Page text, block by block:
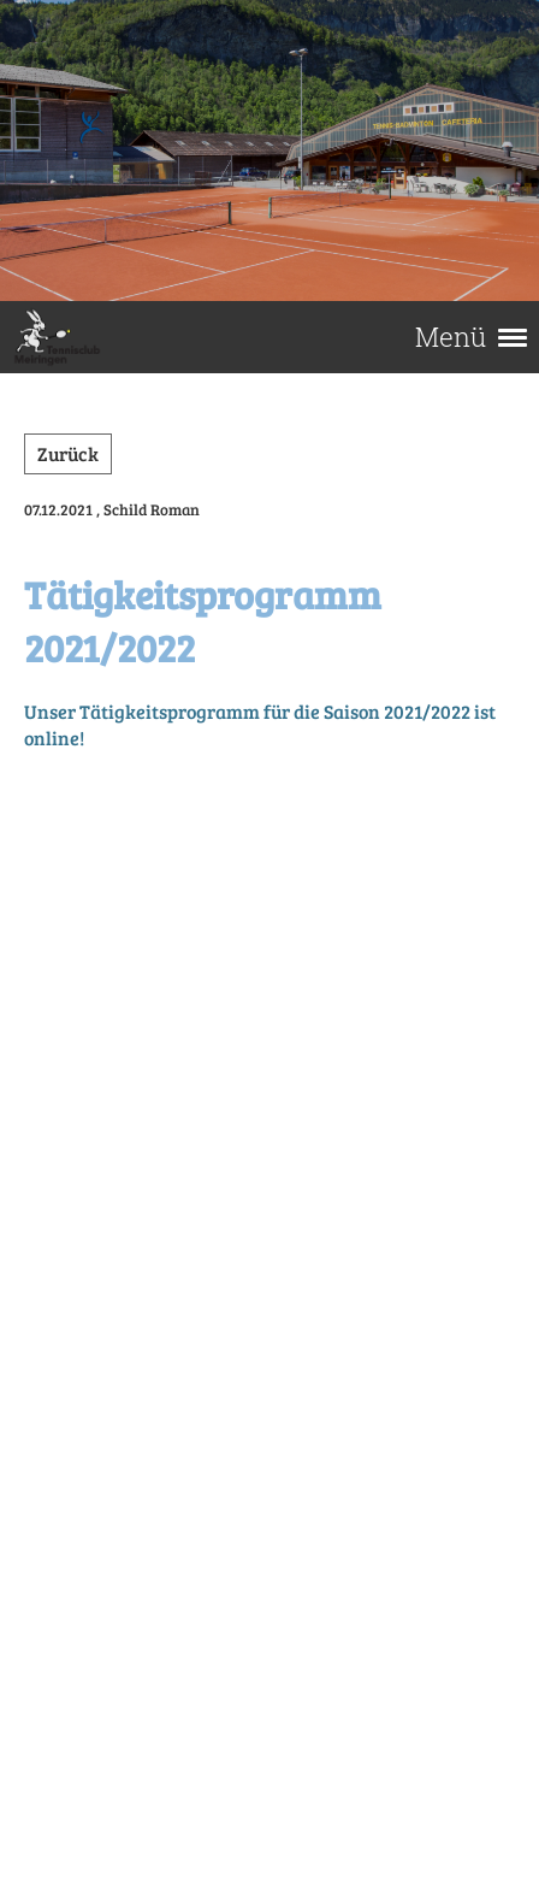
Menü
Zurück
07.12.2021, Schild Roman
Tätigkeitsprogramm
2021/2022
Unser Tätigkeitsprogramm für die Saison 2021/2022 ist
online!